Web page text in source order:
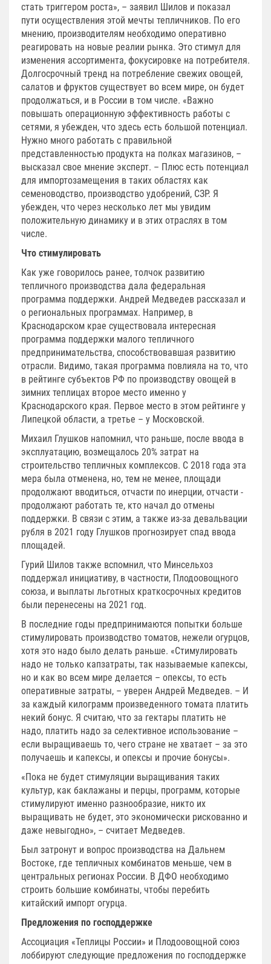
стать триггером роста», – заявил Шилов и показал
пути осуществления этой мечты тепличников. По его
мнению, производителям необходимо оперативно
реагировать на новые реалии рынка. Это стимул для
изменения ассортимента, фокусировке на потребителя.
Долгосрочный тренд на потребление свежих овощей,
салатов и фруктов существует во всем мире, он будет
продолжаться, и в России в том числе. «Важно
повышать операционную эффективность работы с
сетями, я убежден, что здесь есть большой потенциал.
Нужно много работать с правильной
представленностью продукта на полках магазинов, –
высказал свое мнение эксперт. – Плюс есть потенциал
для импортозамещения в таких областях как
семеноводство, производство удобрений, СЗР. Я
убежден, что через несколько лет мы увидим
положительную динамику и в этих отраслях в том
числе.
Что стимулировать
Как уже говорилось ранее, толчок развитию
тепличного производства дала федеральная
программа поддержки. Андрей Медведев рассказал и
о региональных программах. Например, в
Краснодарском крае существовала интересная
программа поддержки малого тепличного
предпринимательства, способствовавшая развитию
отрасли. Видимо, такая программа повлияла на то, что
в рейтинге субъектов РФ по производству овощей в
зимних теплицах второе место именно у
Краснодарского края. Первое место в этом рейтинге у
Липецкой области, а третье – у Московской.
Михаил Глушков напомнил, что раньше, после ввода в
эксплуатацию, возмещалось 20% затрат на
строительство тепличных комплексов. С 2018 года эта
мера была отменена, но, тем не менее, площади
продолжают вводиться, отчасти по инерции, отчасти -
продолжают работать те, кто начал до отмены
поддержки. В связи с этим, а также из-за девальвации
рубля в 2021 году Глушков прогнозирует спад ввода
площадей.
Гурий Шилов также вспомнил, что Минсельхоз
поддержал инициативу, в частности, Плодоовощного
союза, и выплаты льготных краткосрочных кредитов
были перенесены на 2021 год.
В последние годы предпринимаются попытки больше
стимулировать производство томатов, нежели огурцов,
хотя это надо было делать раньше. «Стимулировать
надо не только капзатраты, так называемые капексы,
но и как во всем мире делается – опексы, то есть
оперативные затраты, – уверен Андрей Медведев. – И
за каждый килограмм произведенного томата платить
некий бонус. Я считаю, что за гектары платить не
надо, платить надо за селективное использование –
если выращиваешь то, чего стране не хватает – за это
получаешь и капексы, и опексы и прочие бонусы».
«Пока не будет стимуляции выращивания таких
культур, как баклажаны и перцы, программ, которые
стимулируют именно разнообразие, никто их
выращивать не будет, это экономически рискованно и
даже невыгодно», – считает Медведев.
Был затронут и вопрос производства на Дальнем
Востоке, где тепличных комбинатов меньше, чем в
центральных регионах России. В ДФО необходимо
строить большие комбинаты, чтобы перебить
китайский импорт огурца.
Предложения по господдержке
Ассоциация «Теплицы России» и Плодоовощной союз
лоббируют следующие предложения по господдержке